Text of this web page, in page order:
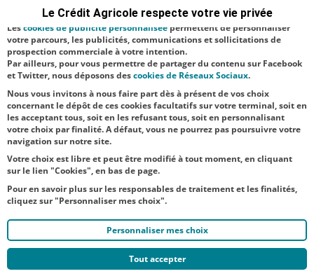
Agriculture
Financement
NOS
ACTUALITÉS
TOUTES NOS ACTUALITÉS
Le Crédit Agricole respecte votre vie privée
satisfaction facultatifs.
Lescookies de publicité personnalisée permettent de personnaliser
votre parcours, les publicités, communications et sollicitations de
prospection commerciale à votre intention.
Par ailleurs, pour vous permettre de partager du contenu sur Facebook
et Twitter, nous déposons descookies de Réseaux Sociaux.
Nous vous invitons à nous faire part dès à présent de vos choix
concernant le dépôt de ces cookies facultatifs sur votre terminal, soit en
les acceptant tous, soit en les refusant tous, soit en personnalisant
votre choix par finalité. A défaut, vous ne pourrez pas poursuivre votre
navigation sur notre site.
Votre choix est libre et peut être modifié à tout moment, en cliquant
sur le lien "Cookies", en bas de page.
Pour en savoir plus sur les responsables de traitement et les finalités,
cliquez sur "Personnaliser mes choix".
Personnaliser mes choix
Tout accepter